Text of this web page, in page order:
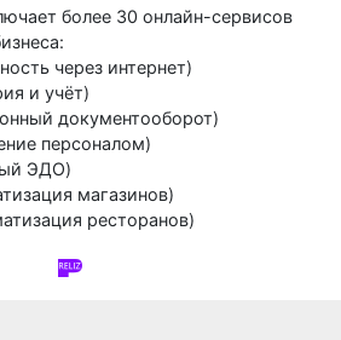
более 30 онлайн-сервисов
через интернет)
и учёт)
документооборот)
персоналом)
ЭДО)
магазинов)
ресторанов)